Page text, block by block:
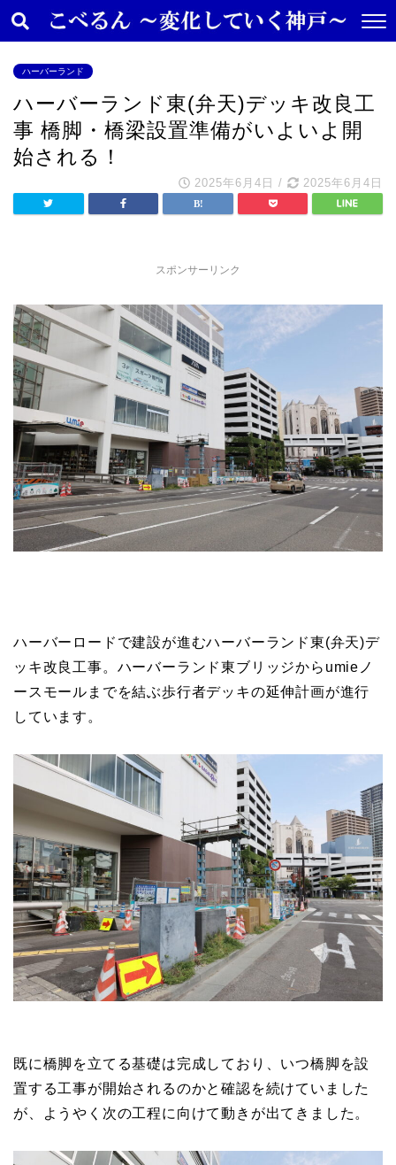
ハーバーランド
ハーバーランド東(弁天)デッキ改良工
事 橋脚・橋梁設置準備がいよいよ開
始される！
2025年6月4日 / 2025年6月4日
スポンサーリンク
ハーバーロードで建設が進むハーバーランド東(弁天)デ
ッキ改良工事。ハーバーランド東ブリッジからumieノ
ースモールまでを結ぶ歩行者デッキの延伸計画が進行
しています。
既に橋脚を立てる基礎は完成しており、いつ橋脚を設
置する工事が開始されるのかと確認を続けていました
が、ようやく次の工程に向けて動きが出てきました。